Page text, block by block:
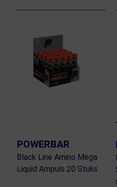
POWERBAR
Black Line Amino Mega
Liquid Ampuls 20 Stuks